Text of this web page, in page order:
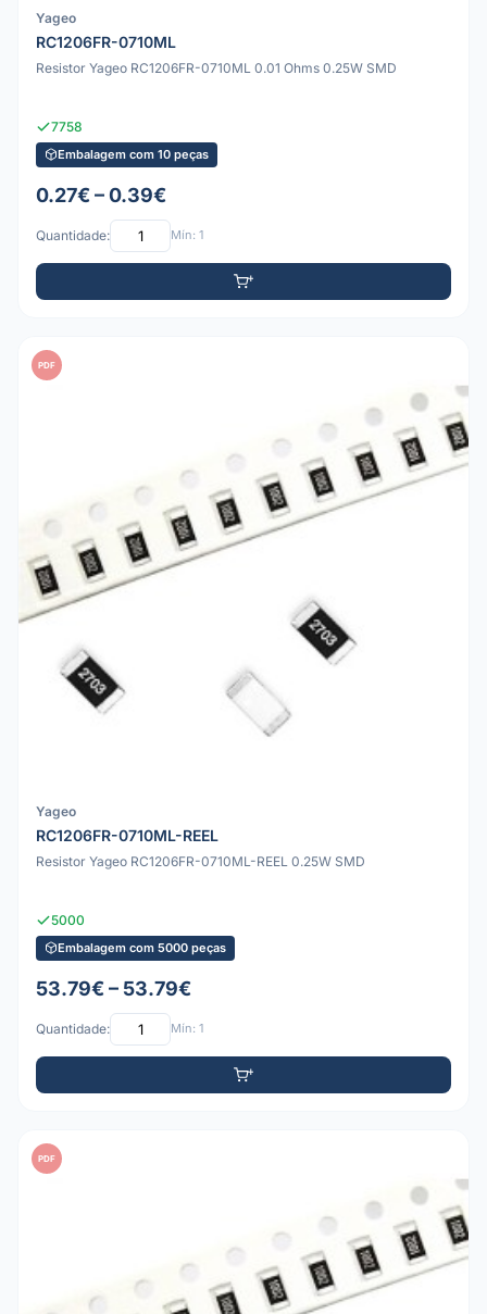
Yageo
RC1206FR-0710ML
Resistor Yageo RC1206FR-0710ML 0.01 Ohms 0.25W SMD
7758
Embalagem com 10 peças
0.27€ – 0.39€
Quantidade: Mín: 1
PDF
Yageo
RC1206FR-0710ML-REEL
Resistor Yageo RC1206FR-0710ML-REEL 0.25W SMD
5000
Embalagem com 5000 peças
53.79€ – 53.79€
Quantidade: Mín: 1
PDF